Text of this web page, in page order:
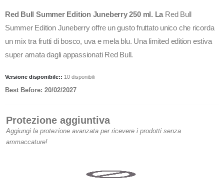
Red Bull Summer Edition Juneberry 250 ml. La Red Bull
Summer Edition Juneberry offre un gusto fruttato unico che ricorda
un mix tra frutti di bosco, uva e mela blu. Una limited edition estiva
super amata dagli appassionati Red Bull.
Versione disponibile:: 10 disponibili
Best Before: 20/02/2027
Protezione aggiuntiva
Aggiungi la protezione avanzata per ricevere i prodotti senza
ammaccature!